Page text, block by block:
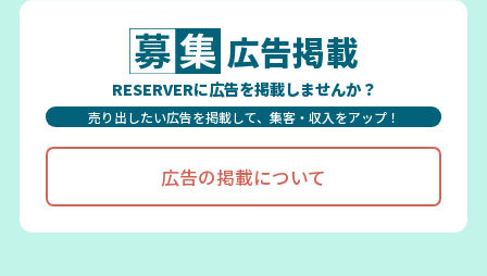
広告掲載
RESERVERに広告を掲載しませんか？
売り出したい広告を掲載して、集客・収入をアップ！
広告の掲載について